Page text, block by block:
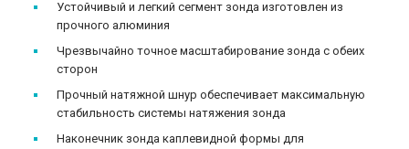
Устойчивый и легкий сегмент зонда изготовлен из
прочного алюминия
Чрезвычайно точное масштабирование зонда с обеих
сторон
Прочный натяжной шнур обеспечивает максимальную
стабильность системы натяжения зонда
Наконечник зонда каплевидной формы для